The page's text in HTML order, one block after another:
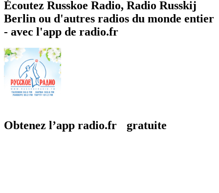
Écoutez Russkoe Radio, Radio Russkij
Berlin ou d'autres radios du monde entier
- avec l'app de radio.fr
Obtenez l’app radio.fr gratuite